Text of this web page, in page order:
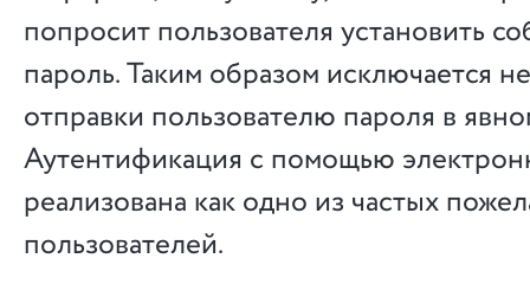
попросит пользователя установить
пароль. Таким образом исключается
отправки пользователю пароля в
Аутентификация с помощью
реализована как одно из частых
пользователей.